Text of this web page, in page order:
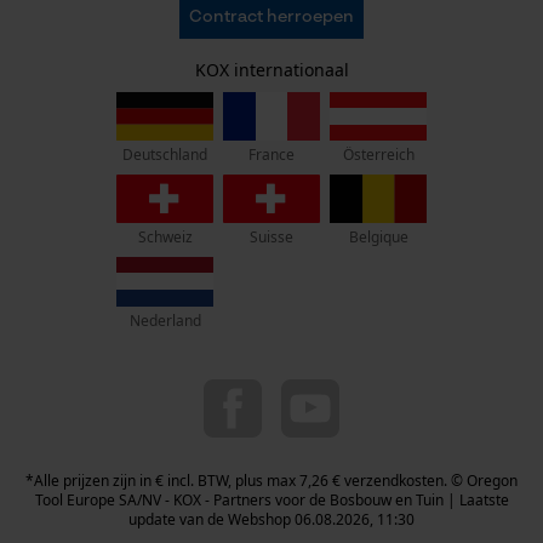
Oregon Tool Europe SA/NV
KOX – Partners voor de Bosbouw en Tuin
Rue Emile Francqui 11
1435 Mont-Saint-Guibert
Geen winkel!
Retouradres:
Beim Erlenwäldchen 14/2
71522 Backnang
GegevensbeschermingContract herroepen
KOX internationaal
Deutschland France Österreich
Schweiz Suisse Belgique
Nederland
*Alle prijzen zijn in € incl. BTW, plus max 7,26 € verzendkosten. © Oregon
Tool Europe SA/NV - KOX - Partners voor de Bosbouw en Tuin | Laatste
update van de Webshop 06.08.2026, 11:30